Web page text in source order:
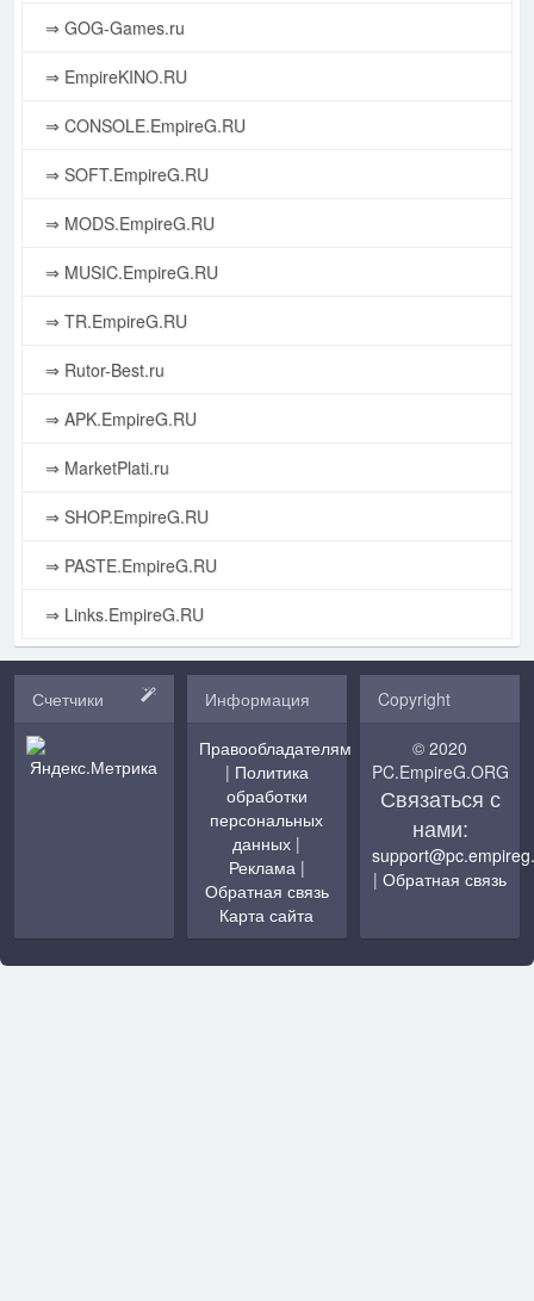
⇒ GOG-Games.ru
⇒ EmpireKINO.RU
⇒ CONSOLE.EmpireG.RU
⇒ SOFT.EmpireG.RU
⇒ MODS.EmpireG.RU
⇒ MUSIC.EmpireG.RU
⇒ TR.EmpireG.RU
⇒ Rutor-Best.ru
⇒ APK.EmpireG.RU
⇒ MarketPlati.ru
⇒ SHOP.EmpireG.RU
⇒ PASTE.EmpireG.RU
⇒ Links.EmpireG.RU
Счетчики Информация
Правообладателям
| Политика
обработки
персональных
данных |
Реклама |
Обратная связь
Карта сайта
Copyright
© 2020
PC.EmpireG.ORG
Связаться с
нами:
|Обратная связь